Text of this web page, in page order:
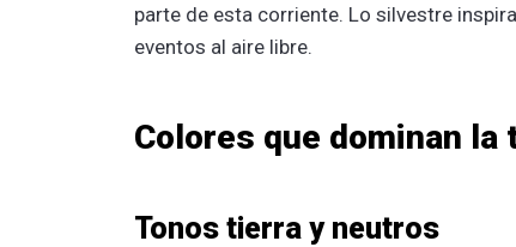
parte de esta corriente. Lo silvestre
eventos al aire libre.
Colores que dominan la
Tonos tierra y neutros